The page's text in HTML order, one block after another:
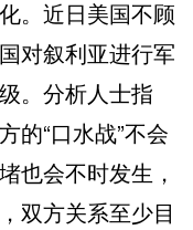
。近日美国不顾
对叙利亚进行军
。分析人士指
的“口水战”不会
也会不时发生，
双方关系至少目